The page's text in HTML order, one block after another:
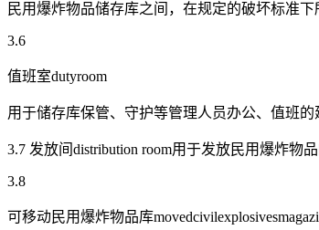
民用爆炸物品储存库之间，在规定的破坏标准
3.6
值班室dutyroom
用于储存库保管、守护等管理人员办公、值班的
3.7 发放间distribution room用于发放民用爆炸物
3.8
可移动民用爆炸物品库